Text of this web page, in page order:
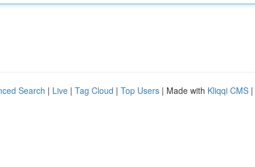
Search | Live | Tag Cloud | Top Users | Made with Kliqqi CMS |